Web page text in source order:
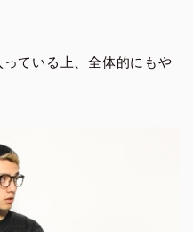
ている上、全体的にもや